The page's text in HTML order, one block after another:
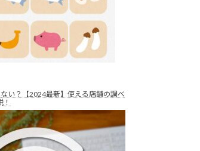
い？【2024最新】使える店舗の調べ